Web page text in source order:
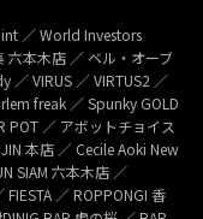
／ World Investors
六本木店 ／ ベル・オーブ
VIRUS ／ VIRTUS2 ／
freak ／ Spunky GOLD
POT ／ アボットチョイス
本店 ／ Cecile Aoki New
SIAM 六本木店 ／
／ ROPPONGI 香